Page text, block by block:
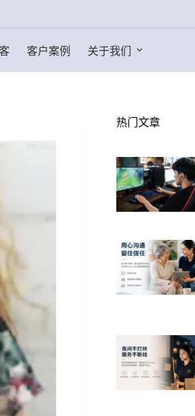
客户案例 关于我们
热门文章